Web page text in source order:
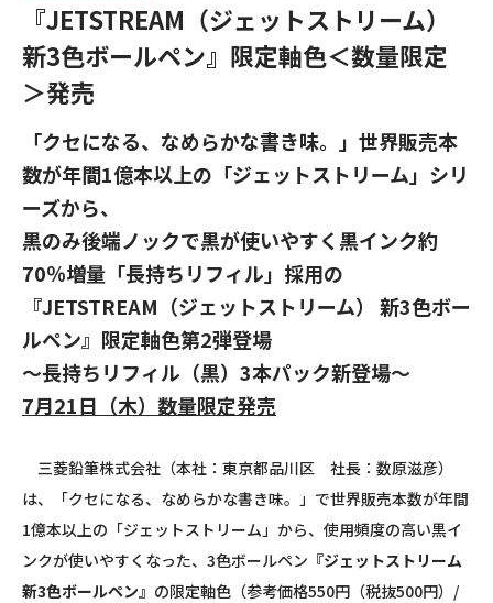
『JETSTREAM（ジェットストリーム）
新3色ボールペン』限定軸色＜数量限定
＞発売
「クセになる、なめらかな書き味。」世界販売本
数が年間1億本以上の「ジェットストリーム」シリ
ーズから、
黒のみ後端ノックで黒が使いやすく黒インク約
70％増量「長持ちリフィル」採用の
『JETSTREAM（ジェットストリーム） 新3色ボー
ルペン』限定軸色第2弾登場
～長持ちリフィル（黒）3本パック新登場～
7月21日（木）数量限定発売
三菱鉛筆株式会社（本社：東京都品川区 社長：数原滋彦）
は、「クセになる、なめらかな書き味。」で世界販売本数が年間
1億本以上の「ジェットストリーム」から、使用頻度の高い黒イ
ンクが使いやすくなった、3色ボールペン 『ジェットストリーム
新3色ボールペン』 の限定軸色（参考価格550円（税抜500円）/